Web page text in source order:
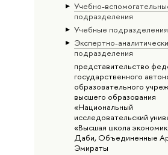
Учебно-
подразделения
Учебные подразделения
Экспертно-
подразделения
представительство
государственного
образовательного
высшего образования
«Национальный
исследовательский
«Высшая школа
Даби, Объединенные
Эмираты